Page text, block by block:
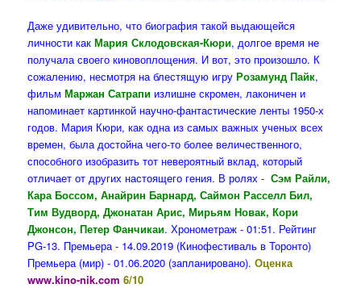
Даже удивительно, что биография такой выдающейся
личности какМария Склодовская-Кюри, долгое время не
получала своего киновоплощения. И вот, это произошло. К
сожалению, несмотря на блестящую игруРозамунд Пайк,
фильмМаржан Сатрапи излишне скромен, лаконичен и
напоминает картинкой научно-фантастические ленты 1950-х
годов. Мария Кюри, как одна из самых важных ученых всех
времен, была достойна чего-то более величественного,
способного изобразить тот невероятный вклад, который
отличает от других настоящего гения. В ролях -Сэм Райли,
Кара Боссом, Анайрин Барнард, Саймон Расселл Бил,
Тим Вудворд, Джонатан Арис, Мирьям Новак, Кори
Джонсон, Петер Фанчикаи. Хронометраж - 01:51. Рейтинг
PG-13. Премьера - 14.09.2019 (Кинофестиваль в Торонто)
Премьера (мир) - 01.06.2020 (запланировано).Оценка
www.kino-nik.com 6/10